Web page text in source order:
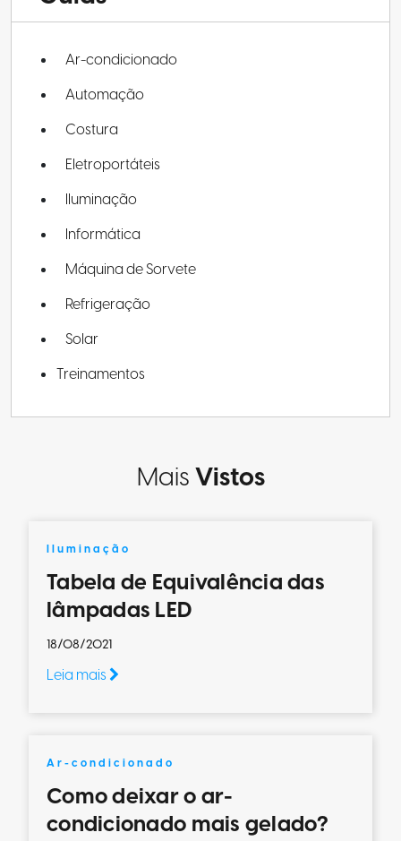
Ar-condicionado
Automação
Costura
Eletroportáteis
Iluminação
Informática
Máquina de Sorvete
Refrigeração
Solar
Treinamentos
MaisVistos
Iluminação
Tabela de Equivalência das
lâmpadas LED
18/08/2021
Leia mais
Ar-condicionado
Como deixar o ar-
condicionado mais gelado?